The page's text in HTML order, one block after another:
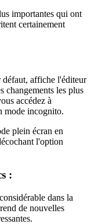
importantes qui ont
certainement
défaut, affiche l'éditeur
changements les plus
accédez à
mode incognito.
plein écran en
l'option
:
dans la
de nouvelles